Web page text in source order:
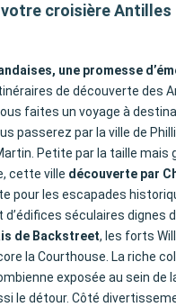
croisière Antilles
une promesse
de découverte des
faites un voyage à
passerez par la ville de
Petite par la taille mais
cette ville découverte par
pour les escapades
d’édifices séculaires dignes
de Backstreet, les forts
la Courthouse. La riche
exposée au sein de
le détour. Côté